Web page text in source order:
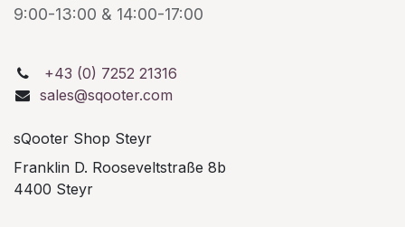
9:00-13:00 & 14:00-17:00
+43 (0) 7252 21316
sales@sqooter.com
sQooter Shop Steyr
Franklin D. Rooseveltstraße 8b
4400 Steyr